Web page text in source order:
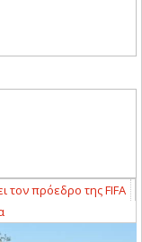
πρόεδρο της FIFA
10:00